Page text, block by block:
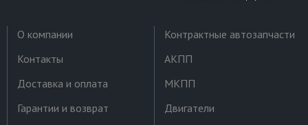
О компании
Контакты
Доставка и оплата
Гарантии и возврат
Контрактные автозапчасти
АКПП
МКПП
Двигатели